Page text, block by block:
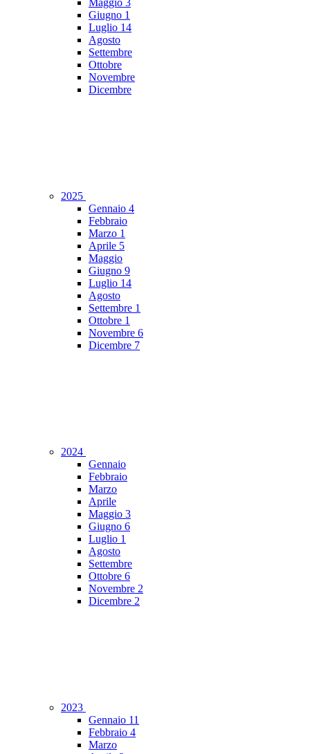
Maggio 3
Giugno 1
Luglio 14
Agosto
Settembre
Ottobre
Novembre
Dicembre
2025
Gennaio 4
Febbraio
Marzo 1
Aprile 5
Maggio
Giugno 9
Luglio 14
Agosto
Settembre 1
Ottobre 1
Novembre 6
Dicembre 7
2024
Gennaio
Febbraio
Marzo
Aprile
Maggio 3
Giugno 6
Luglio 1
Agosto
Settembre
Ottobre 6
Novembre 2
Dicembre 2
2023
Gennaio 11
Febbraio 4
Marzo